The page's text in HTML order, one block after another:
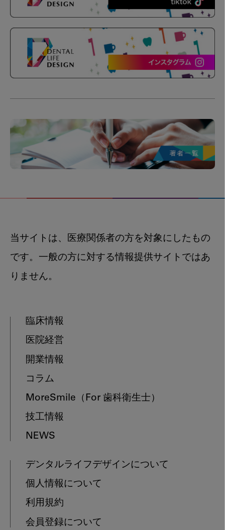
当サイトは、医療関係者の方を対象にしたもの
です。一般の方に対する情報提供サイトではあ
りません。
臨床情報
医院経営
開業情報
コラム
MoreSmile （For 歯科衛生士）
技工情報
NEWS
デンタルライフデザインについて
個人情報について
利用規約
会員登録について